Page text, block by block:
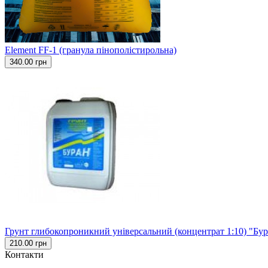
Element FF-1 (гранула пінополістирольна)
340.00 грн
Грунт глибокопроникний універсальний (концентрат 1:10)
210.00 грн
Контакти